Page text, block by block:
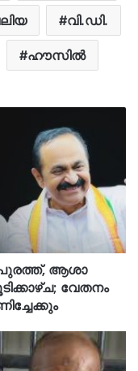
വി.ഡി.
ഹൗസിൽ
ആശാ
വേതനം